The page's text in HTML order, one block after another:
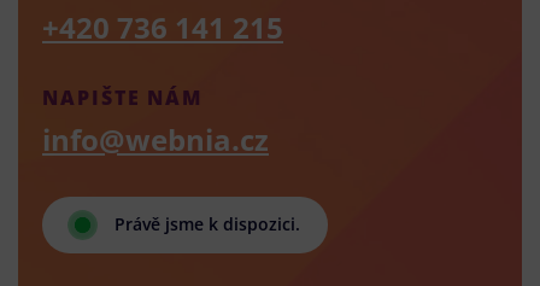
Právě jsme k dispozici.
NAPIŠTE NÁM
info@webnia.cz
+420 736 141 215